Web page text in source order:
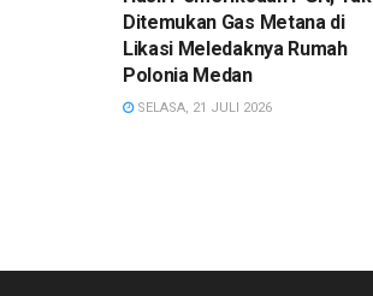
Ditemukan Gas Metana di
Likasi Meledaknya Rumah
Polonia Medan
SELASA, 21 JULI 2026